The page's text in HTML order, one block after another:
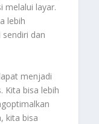
melalui layar.
lebih
dan
menjadi
Kita bisa lebih
kita bisa